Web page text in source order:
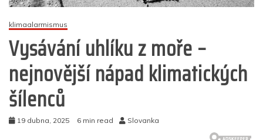
klimaalarmismus
Vysávání uhlíku z moře –
nejnovější nápad klimatických
šílenců
19 dubna, 2025 6 min read Slovanka